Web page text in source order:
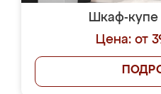
Шкаф-купе
Цена: от